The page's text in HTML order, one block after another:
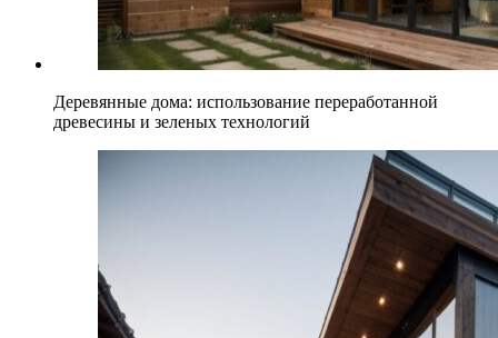
Деревянные дома: использование переработанной
древесины и зеленых технологий